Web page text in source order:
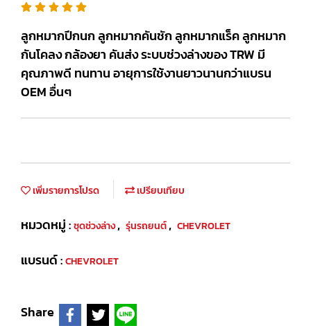
ลูกหมากปีกนก ลูกหมากคันชัก ลูกหมากแร็ค ลูกหมาก
กันโคลง กล้องยา คันส่ง ระบบช่วงล่างของ TRW มี
คุณภาพดี ทนทาน อายุการใช้งานยาวนานกว่าแบรน
OEM อื่นๆ
เพิ่มรายการโปรด เปรียบเทียบ
หมวดหมู่ :ชุดช่วงล่าง, รุ่นรถยนต์, CHEVROLET
แบรนด์ :CHEVROLET
Share